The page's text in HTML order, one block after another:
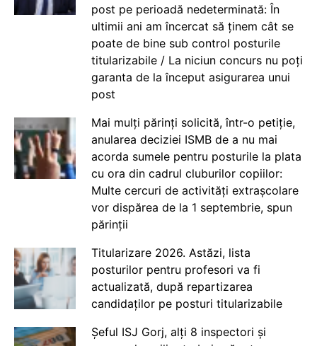
post pe perioadă nedeterminată: În
ultimii ani am încercat să ținem cât se
poate de bine sub control posturile
titularizabile / La niciun concurs nu poți
garanta de la început asigurarea unui
post
Mai mulți părinți solicită, într-o petiție,
anularea deciziei ISMB de a nu mai
acorda sumele pentru posturile la plata
cu ora din cadrul cluburilor copiilor:
Multe cercuri de activități extrașcolare
vor dispărea de la 1 septembrie, spun
părinții
Titularizare 2026. Astăzi, lista
posturilor pentru profesori va fi
actualizată, după repartizarea
candidaților pe posturi titularizabile
Șeful ISJ Gorj, alți 8 inspectori și